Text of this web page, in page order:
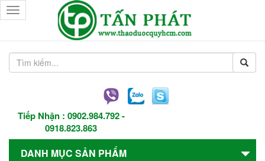
Tiếp Nhận : 0902.984.792-
0918.823.863
Toggle
navigation
DANH MỤC SẢN PHẨM